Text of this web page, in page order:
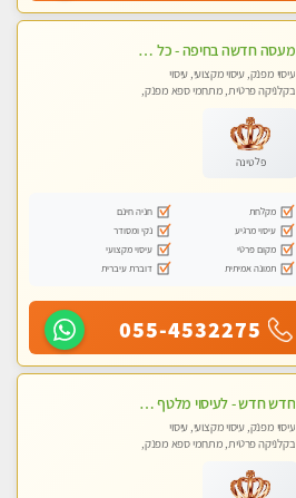
מעסה חדשה בחיפה - כל סוגי העיסויים מעסה מקצועית ואיכותית פרטי!!!
עיסוי מפנק, עיסוי מקצועי, עיסוי
בקלניקה פרטית, מתחמי ספא מפנק,
פלטינה
מקלחת
חניה חינם
עיסוי מרגיע
נקי ומסודר
מקום פרטי
עיסוי מקצועי
תמונה אמיתית
דוברת עיברית
055-4532275
חדש חדש - לעיסוי מלטף איכותי ומיוחד במינו..... באווירה ביתית לאור נרות !
עיסוי מפנק, עיסוי מקצועי, עיסוי
בקלניקה פרטית, מתחמי ספא מפנק,